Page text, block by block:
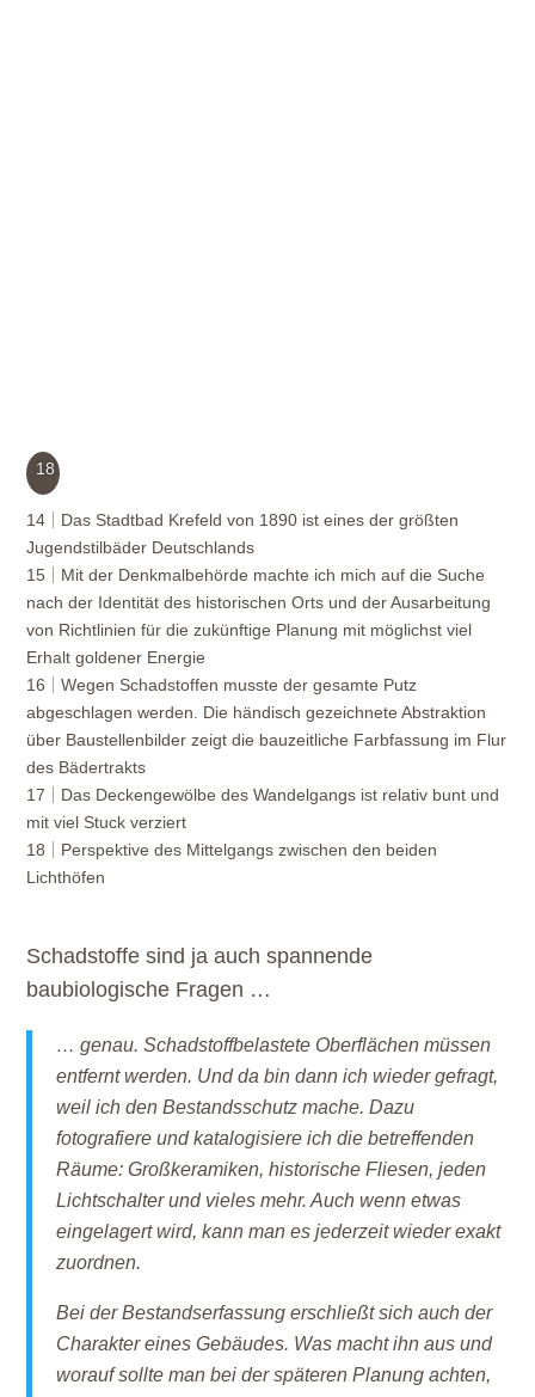
18
14
Das Stadtbad Krefeld von 1890 ist eines der größten
Jugendstilbäder Deutschlands
15
Mit der Denkmalbehörde machte ich mich auf die Suche
nach der Identität des historischen Orts und der Ausarbeitung
von Richtlinien für die zukünftige Planung mit möglichst viel
Erhalt goldener Energie
16
Wegen Schadstoffen musste der gesamte Putz
abgeschlagen werden. Die händisch gezeichnete Abstraktion
über Baustellenbilder zeigt die bauzeitliche Farbfassung im Flur
des Bädertrakts
17
Das Deckengewölbe des Wandelgangs ist relativ bunt und
mit viel Stuck verziert
18
Perspektive des Mittelgangs zwischen den beiden
Lichthöfen
Schadstoffe sind ja auch spannende
baubiologische Fragen …
… genau. Schadstoffbelastete Oberflächen müssen
entfernt werden. Und da bin dann ich wieder gefragt,
weil ich den Bestandsschutz mache. Dazu
fotografiere und katalogisiere ich die betreffenden
Räume: Großkeramiken, historische Fliesen, jeden
Lichtschalter und vieles mehr. Auch wenn etwas
eingelagert wird, kann man es jederzeit wieder exakt
zuordnen.
Bei der Bestandserfassung erschließt sich auch der
Charakter eines Gebäudes. Was macht ihn aus und
worauf sollte man bei der späteren Planung achten,